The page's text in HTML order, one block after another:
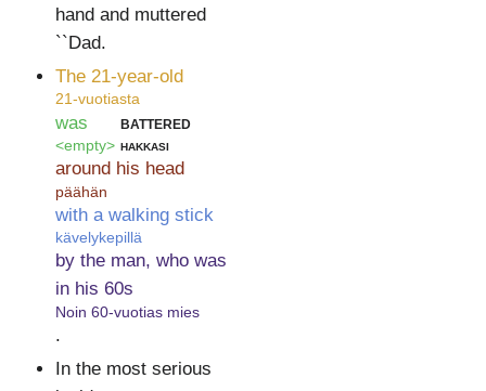
hand and muttered
``Dad.
The 21-year-old
21-vuotiasta
was
<empty>
battered
hakkasi
around his head
päähän
with a walking stick
kävelykepillä
by the man, who was
in his 60s
Noin 60-vuotias mies
.
In the most serious